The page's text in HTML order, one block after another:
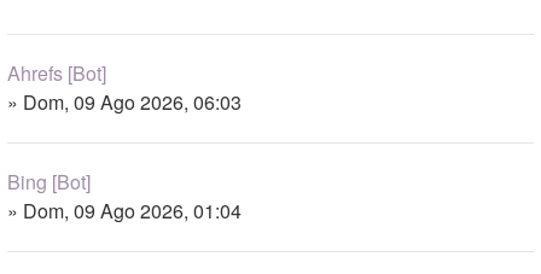
Ahrefs [Bot]
» Dom, 09 Ago 2026, 06:03
Bing [Bot]
» Dom, 09 Ago 2026, 01:04